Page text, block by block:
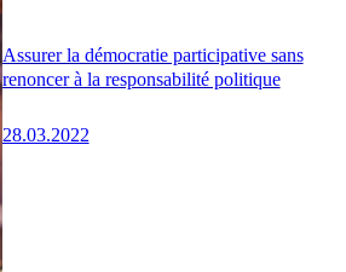
Assurer la démocratie participative sans
renoncer à la responsabilité politique
28.03.2022